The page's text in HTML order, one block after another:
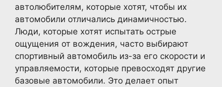
автолюбителям, которые хотят, чтобы их
автомобили отличались динамичностью.
Люди, которые хотят испытать острые
ощущения от вождения, часто выбирают
спортивный автомобиль из-за его скорости и
управляемости, которые превосходят другие
базовые автомобили. Это делает опыт